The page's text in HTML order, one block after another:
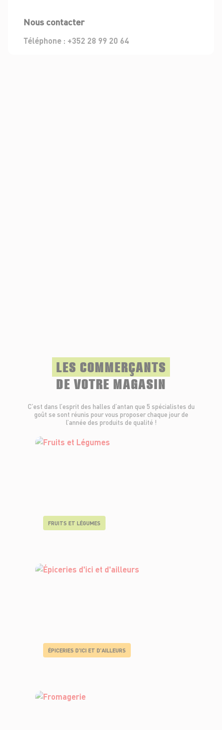
Nous contacter
Téléphone : +352 28 99 20 64
LES COMMERÇANTS
DE VOTRE MAGASIN
C’est dans l’esprit des halles d’antan que 5 spécialistes du
goût se sont réunis pour vous proposer chaque jour de
l’année des produits de qualité !
FRUITS ET LÉGUMES
ÉPICERIES D'ICI ET D'AILLEURS